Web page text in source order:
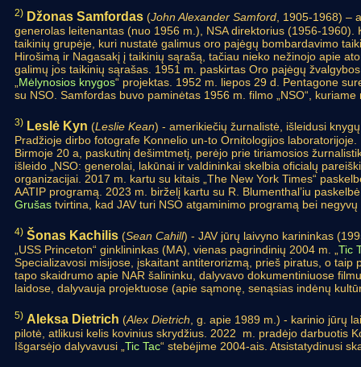
2) Džonas Samfordas (John Alexander Samford , 1905-1968) –
generolas leitenantas (nuo 1956 m.), NSA direktorius (1956-1960).
taikinių grupėje, kuri nustatė galimus oro pajėgų bombardavimo
Hirošimą ir Nagasakį į taikinių sąrašą, tačiau nieko nežinojo apie
galimų jos taikinių sąrašas. 1951 m. paskirtas Oro pajėgų
Mėlynosios knygos“ projektas. 1952 m. liepos 29 d. Pentagone
su NSO. Samfordas buvo paminėtas 1956 m. filmo „NSO“,
3) Leslė Kyn (Leslie Kean) - amerikiečių žurnalistė, išleidusi
Pradžioje dirbo fotografe Konnelio un-to Ornitologijos
Birmoje 20 a, paskutinį dešimtmetį, perėjo prie tiriamosios
išleido „NSO: generolai, lakūnai ir valdininkai skelbia oficialų
organizacijai. 2017 m. kartu su kitais „The New York Times“
AATIP programą. 2023 m. birželį kartu su R. Blumenthal’iu
Grušas tvirtina, kad JAV turi NSO atgaminimo programą bei
4) Šonas Kachilis (Sean Cahill) - JAV jūrų laivyno karininkas
„USS Princeton“ ginklininkas (MA), vienas pagrindinių 2004 m. „ Tic
Specializavosi misijose, įskaitant antiterorizmą, prieš piratus, o taip
tapo skaidrumo apie NAR šalininku, dalyvavo dokumentiniuose
laidose, dalyvauja projektuose (apie sąmonę, senąsias indėnų
5) Aleksa Dietrich (Alex Dietrich , g. apie 1989 m.) - karinio jūrų
pilotė, atlikusi kelis kovinius skrydžius. 2022 m. pradėjo darbuotis
Išgarsėjo dalyvavusi „ Tic Tac“ stebėjime 2004-ais. Atsistatydinusi